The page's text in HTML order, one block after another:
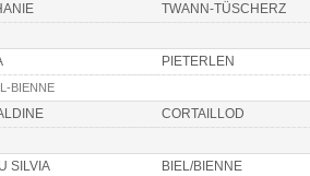
TWANN-TÜSCHERZ
PIETERLEN
BIENNE
CORTAILLOD
SILVIA BIEL/BIENNE